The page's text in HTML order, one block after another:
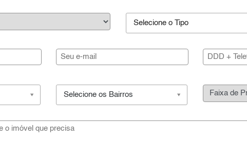
Selecione o Tipo
Selecione os Bairros